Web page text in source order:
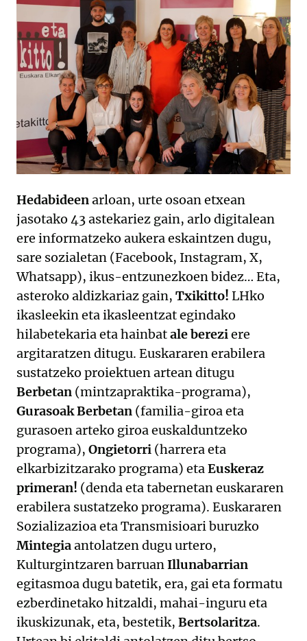
Hedabideenarloan, urte osoan etxean
jasotako 43 astekariez gain, arlo digitalean
ere informatzeko aukera eskaintzen dugu,
sare sozialetan (Facebook, Instagram, X,
Whatsapp), ikus-entzunezkoen bidez… Eta,
asteroko aldizkariaz gain, Txikitto! LHko
ikasleekin eta ikasleentzat egindako
hilabetekaria eta hainbatale bereziere
argitaratzen ditugu. Euskararen erabilera
sustatzeko proiektuen artean ditugu
Berbetan (mintzapraktika-programa),
Gurasoak Berbetan (familia-giroa eta
gurasoen arteko giroa euskalduntzeko
programa), Ongietorri (harrera eta
elkarbizitzarako programa) etaEuskeraz
primeran! (denda eta tabernetan euskararen
erabilera sustatzeko programa). Euskararen
Sozializazioa eta Transmisioari buruzko
Mintegiaantolatzen dugu urtero,
Kulturgintzaren barruanIllunabarrian
egitasmoa dugu batetik, era, gai eta formatu
ezberdinetako hitzaldi, mahai-inguru eta
ikuskizunak, eta, bestetik, Bertsolaritza.